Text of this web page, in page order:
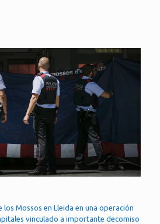
Mossos en Lleida en una operación
vinculado a importante decomiso